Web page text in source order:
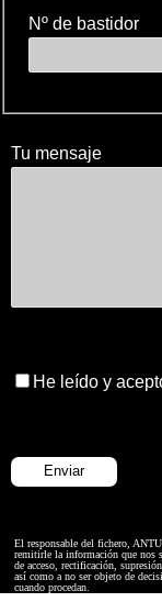
Nº de bastidor
Tu mensaje
He leído y
El responsable del fichero,
remitirle la información que nos
de acceso, rectificación,
así como a no ser objeto de
cuando procedan.